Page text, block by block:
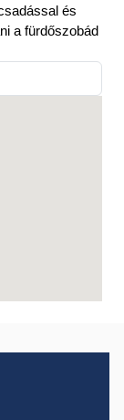
és
a fürdőszobád